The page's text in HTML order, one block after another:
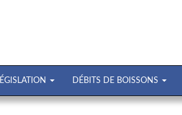
DÉBITS DE BOISSONS